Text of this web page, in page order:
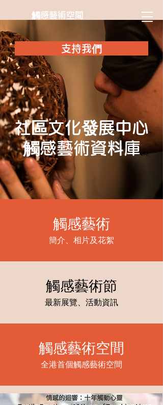
觸感藝術空間
支持我們
社區文化發展中心
觸感藝術資料庫
觸感藝術
簡介、相片及花絮
觸感藝術節
最新展覽、活動資訊
觸感藝術空間
全港首個觸感藝術空間